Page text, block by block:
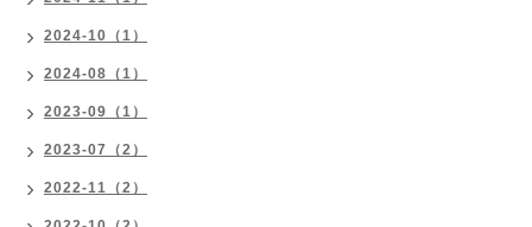
2024-10（1）
2024-08（1）
2023-09（1）
2023-07（2）
2022-11（2）